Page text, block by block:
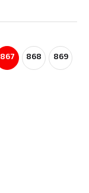
867 868 869